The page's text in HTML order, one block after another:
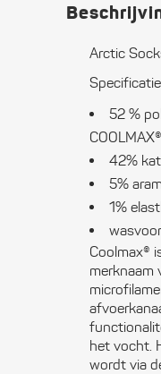
Arctic
52 %
42%
5%
1%
Coolmax®
merknaam
het vocht.
wordt via